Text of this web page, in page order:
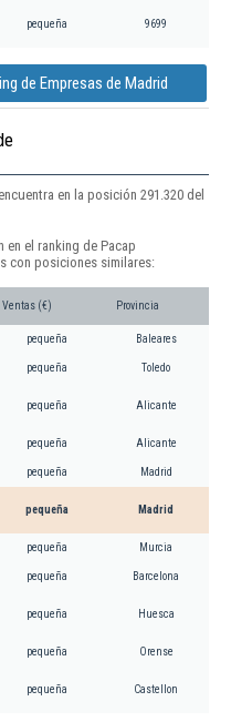
pequeña 9699
de Empresas de Madrid
en la posición 291.320 del
el ranking de Pacap
con posiciones similares:
Ventas (€) Provincia
pequeña Baleares
pequeña Toledo
pequeña Alicante
pequeña Alicante
pequeña Madrid
pequeña Madrid
pequeña Murcia
pequeña Barcelona
pequeña Huesca
pequeña Orense
pequeña Castellon